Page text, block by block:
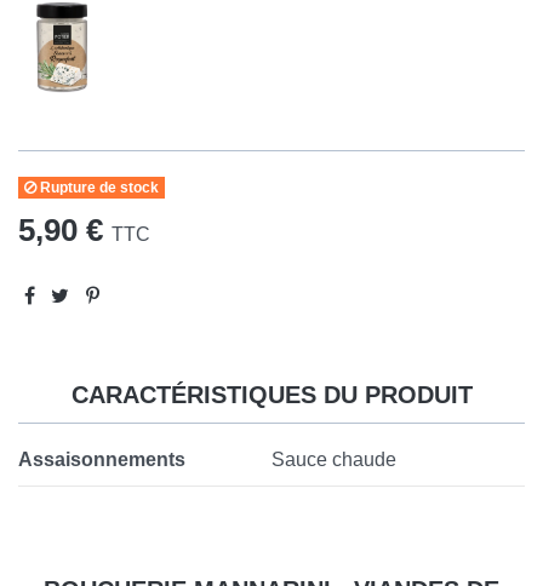
Rupture de stock
5,90 € TTC
CARACTÉRISTIQUES DU PRODUIT
Assaisonnements Sauce chaude